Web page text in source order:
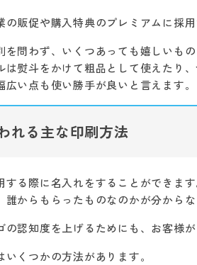
販促や購入特典のプレミアムに採
問わず、いくつあっても嬉しいもの
は熨斗をかけて粗品として使えたり
い点も使い勝手が良いと言えます。
れる主な印刷方法
る際に名入れをすることができます
からもらったものなのかが分から
認知度を上げるためにも、お客様
くつかの方法があります。